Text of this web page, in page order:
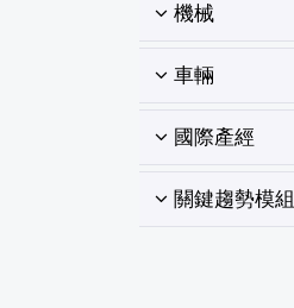
機械
車輛
國際產經
關鍵趨勢模組